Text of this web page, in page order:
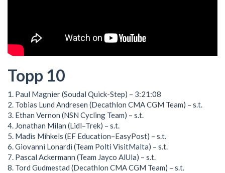
Topp 10
1. Paul Magnier (Soudal Quick-Step) – 3:21:08
2. Tobias Lund Andresen (Decathlon CMA CGM Team) – s.t.
3. Ethan Vernon (NSN Cycling Team) – s.t.
4. Jonathan Milan (Lidl–Trek) – s.t.
5. Madis Mihkels (EF Education–EasyPost) – s.t.
6. Giovanni Lonardi (Team Polti VisitMalta) – s.t.
7. Pascal Ackermann (Team Jayco AlUla) – s.t.
8. Tord Gudmestad (Decathlon CMA CGM Team) – s.t.